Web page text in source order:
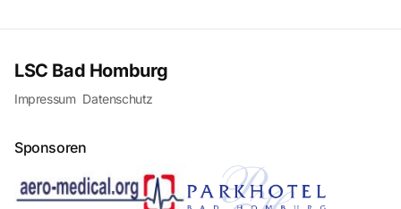
LSC Bad Homburg
Impressum Datenschutz
Sponsoren